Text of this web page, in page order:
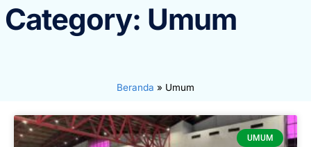
Category: Umum
Beranda » Umum
UMUM